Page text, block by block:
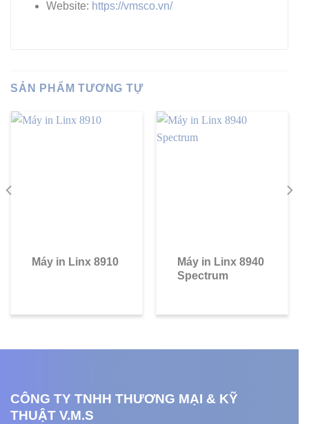
Website: https://vmsco.vn/
SẢN PHẨM TƯƠNG TỰ
Máy in Linx 8910
Máy in Linx 8940
Spectrum
CÔNG TY TNHH THƯƠNG MẠI & KỸ
THUẬT V.M.S